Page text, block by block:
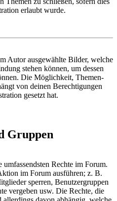
erlaubt wurde.
Autor ausgewählte Bilder, welche
stehen können, um dessen
Die Möglichkeit, Themen-
von deinen Berechtigungen
gesetzt hat.
Gruppen
Rechte im Forum.
im Forum ausführen; z. B.
sperren, Benutzergruppen
vergeben usw. Die Rechte, die